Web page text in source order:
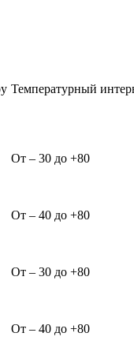
Температурный
От – 30 до +80
От – 40 до +80
От – 30 до +80
От – 40 до +80